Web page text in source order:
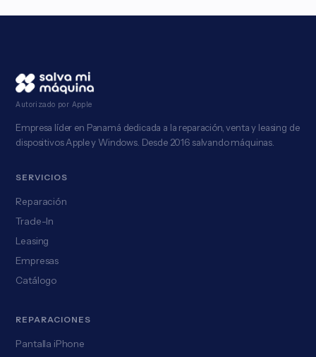
Autorizado por Apple
Empresa líder en Panamá dedicada a la reparación, venta y leasing de
dispositivos Apple y Windows. Desde 2016 salvando máquinas.
SERVICIOS
Reparación
Trade-In
Leasing
Empresas
Catálogo
REPARACIONES
Pantalla iPhone